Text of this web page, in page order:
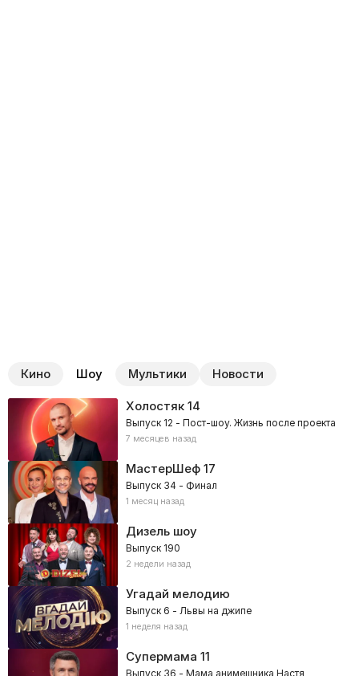
Кино Шоу Мультики Новости
Холостяк14
Выпуск 12 - Пост-шоу. Жизнь после проекта
7 месяцев назад
МастерШеф17
Выпуск 34 - Финал
1 месяц назад
Дизель шоу
Выпуск 190
2 недели назад
Угадай мелодию
Выпуск 6 - Львы на джипе
1 неделя назад
Супермама 11
Выпуск 36 - Мама анимешника Настя